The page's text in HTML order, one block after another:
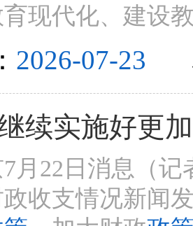
现代化、建设
2026-07-23
续实施好更
月22日消息（
收支情况新闻